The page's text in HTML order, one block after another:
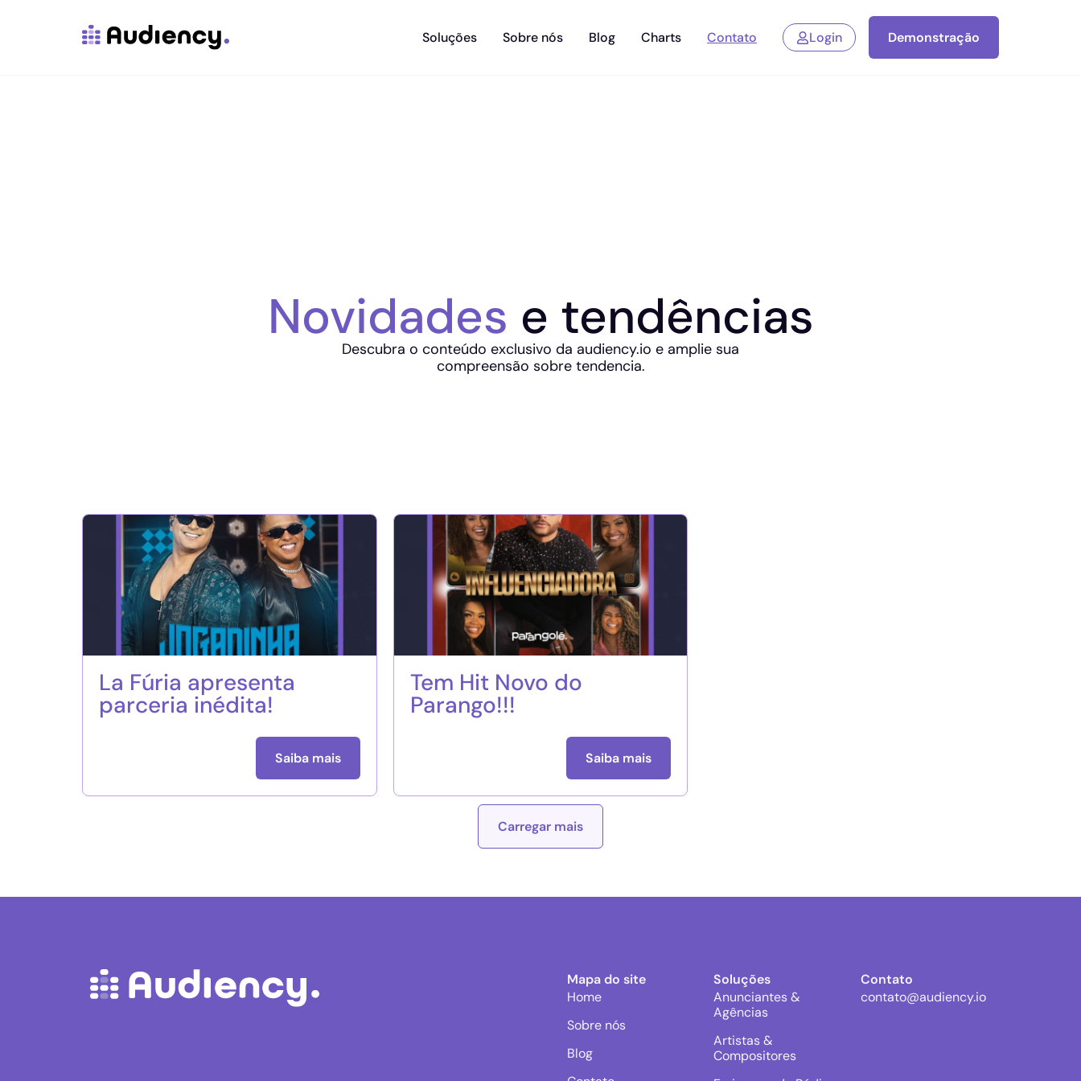
Soluções Sobre nós Blog Charts Contato Login Demonstração
Novidades e tendências
Descubra o conteúdo exclusivo da audiency.io e amplie sua
compreensão sobre tendencia.
La Fúria apresenta
parceria inédita!
Saiba mais
Tem Hit Novo do
Parango!!!
Saiba mais
Carregar mais
Mapa do site
Home
Sobre nós
Blog
Soluções
Anunciantes &
Agências
Artistas &
Compositores
Contato
contato@audiency.io